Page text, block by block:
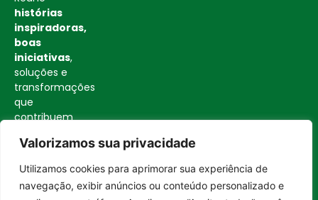
Valorizamos sua privacidade
Utilizamos cookies para aprimorar sua experiência de
navegação, exibir anúncios ou conteúdo personalizado e
histórias
inspiradoras,
boas
iniciativas,
soluções e
transformações
que
contribuem
sociedade
mais
consciente
e